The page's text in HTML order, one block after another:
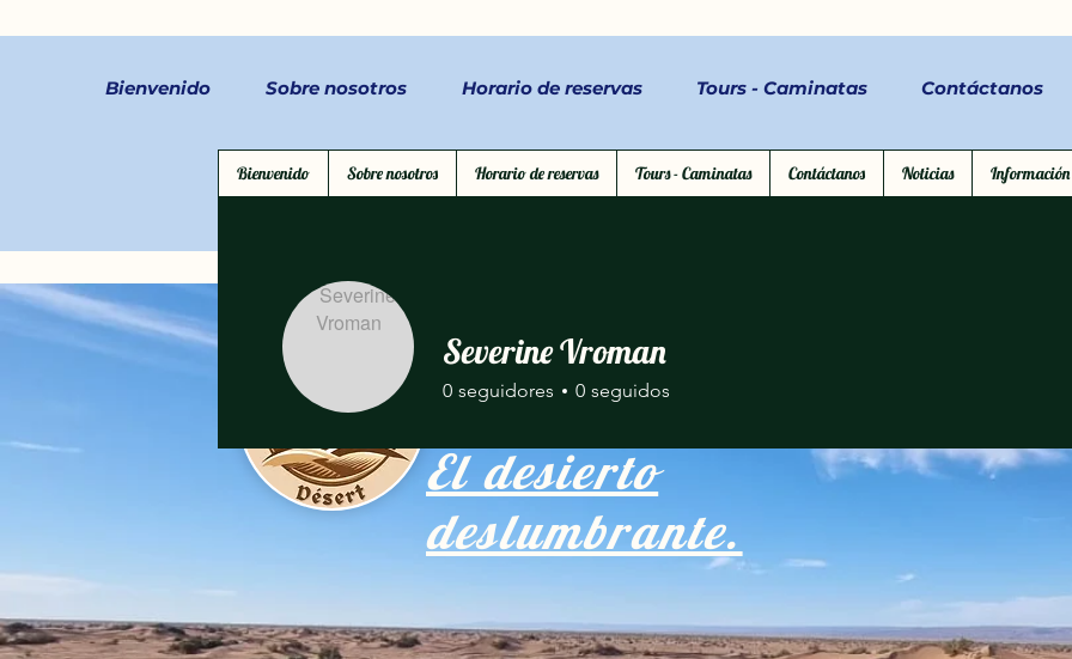
Bienvenido Sobre nosotros Horario de reservas Tours - Caminatas Contáctanos
El desierto
deslumbrante.
Severine Vroman
0 seguidores 0 seguidos
Bienvenido Sobre nosotros Horario de reservas Tours - Caminatas Contáctanos Noticias Información